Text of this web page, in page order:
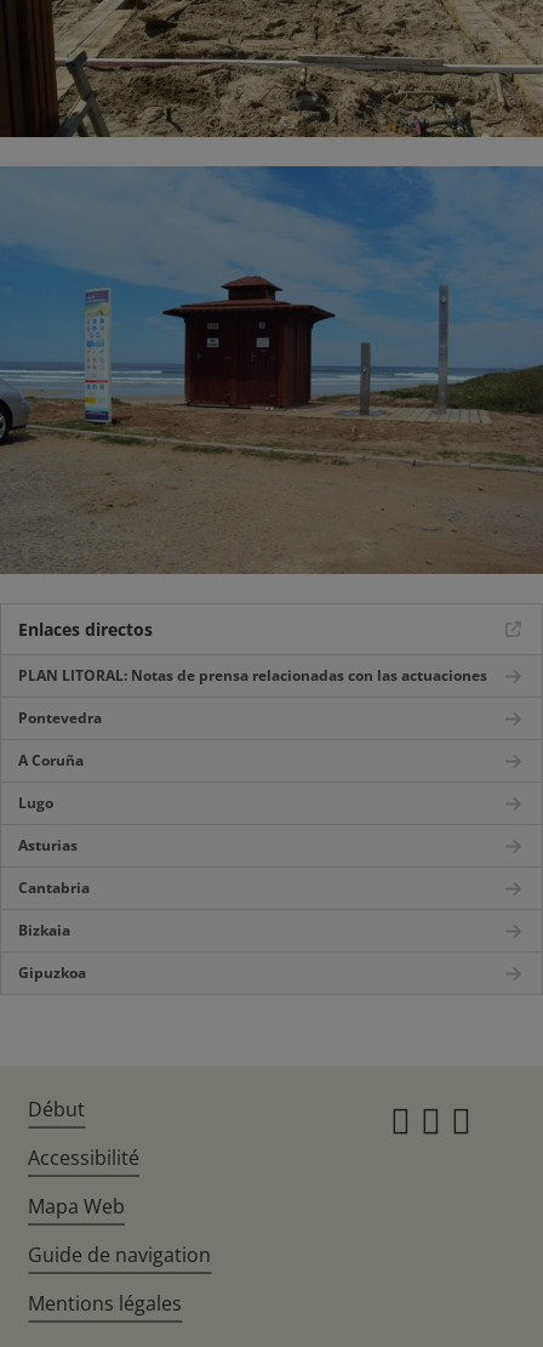
Enlaces directos
PLAN LITORAL: Notas de prensa relacionadas con las actuaciones
Pontevedra
A Coruña
Lugo
Asturias
Cantabria
Bizkaia
Gipuzkoa
Début
Accessibilité
Mapa Web
Guide de navigation
Mentions légales